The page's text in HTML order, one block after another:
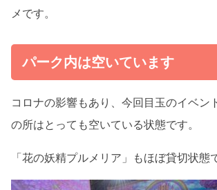
メです。
パーク内は空いています
コロナの影響もあり、今回目玉のイベン
の所はとっても空いている状態です。
「花の妖精プルメリア」もほぼ貸切状態